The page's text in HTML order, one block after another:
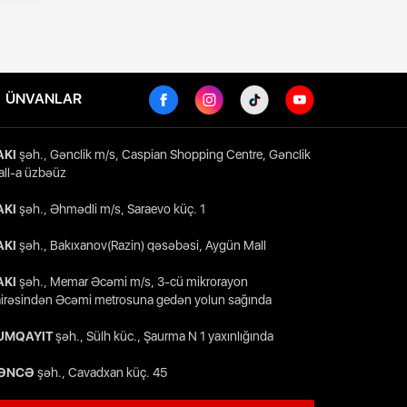
ÜNVANLAR
şəh., Gənclik m/s, Caspian Shopping Centre, Gənclik
a üzbəüz
şəh., Əhmədli m/s, Saraevo küç. 1
şəh., Bakıxanov(Razin) qəsəbəsi, Aygün Mall
şəh., Memar Əcəmi m/s, 3-cü mikrorayon
Əcəmi metrosuna gedən yolun sağında
şəh., Sülh küc., Şaurma N 1 yaxınlığında
şəh., Cavadxan küç. 45